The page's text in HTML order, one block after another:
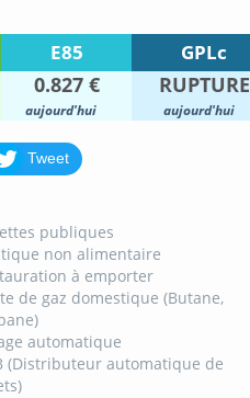
E85 GPLc
0.827 € RUPTURE
aujourd'hui aujourd'hui
Tweet
publiques
non alimentaire
à emporter
de gaz domestique (Butane,
automatique
(Distributeur automatique de